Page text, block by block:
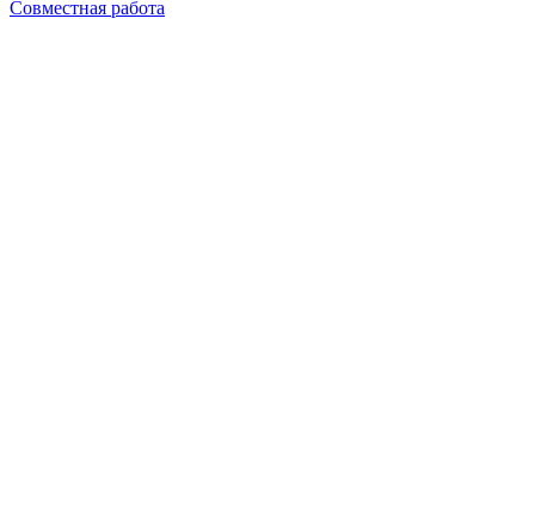
Совместная работа